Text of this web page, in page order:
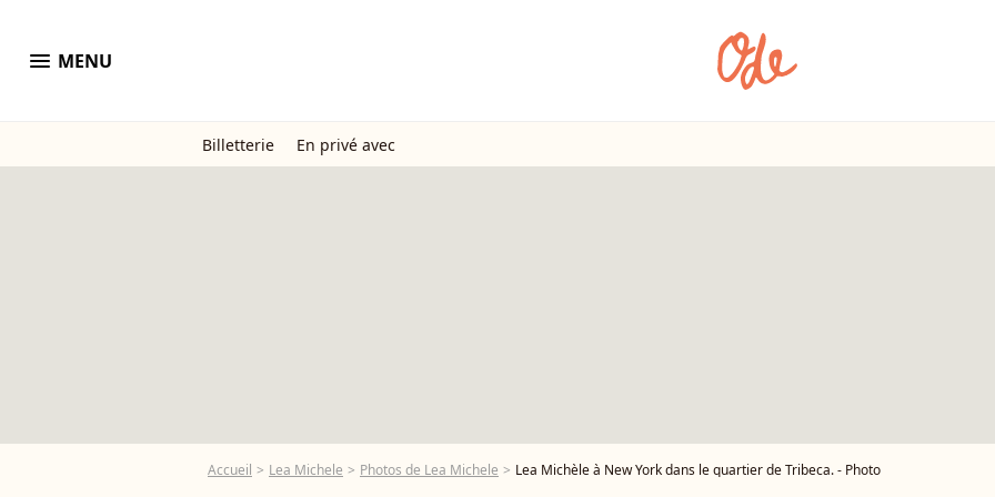
menu MENU
Billetterie En privé avec
Accueil Lea Michele Photos de Lea Michele Lea Michèle à New York dans le quartier de Tribeca. - Photo